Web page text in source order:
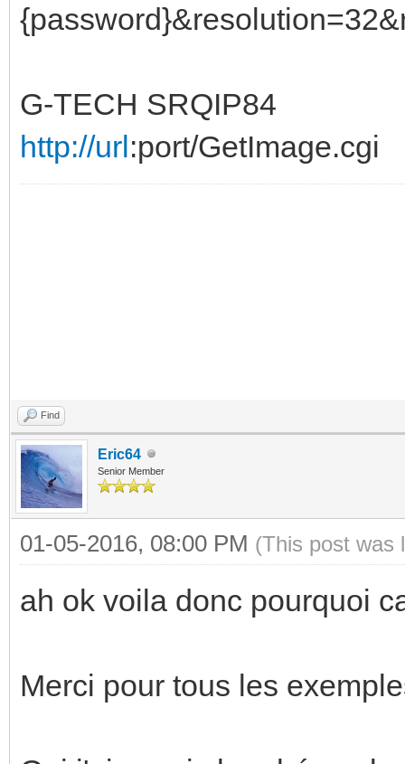
G-TECH SRQIP84
http://url:port/GetImage.cgi
Find
Eric64
Senior Member
01-05-2016, 08:00 PM (This post was
ah ok voila donc pourquoi
Merci pour tous les